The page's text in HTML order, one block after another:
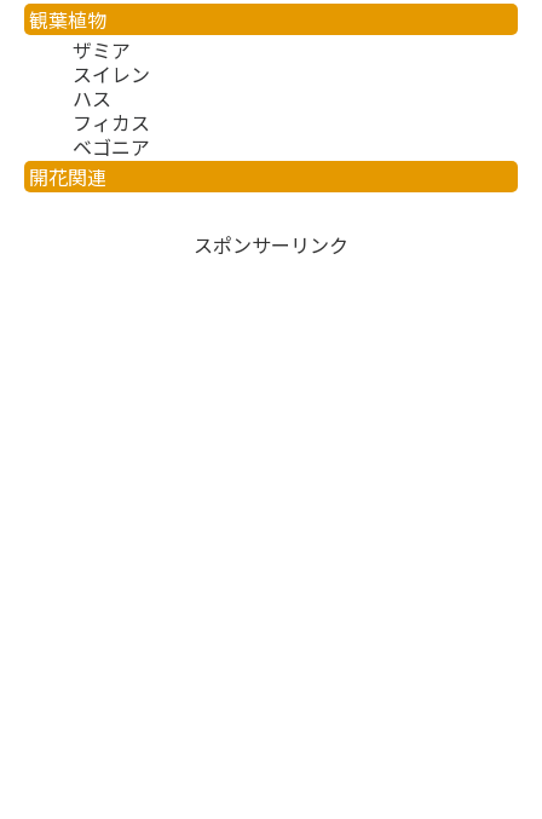
観葉植物
ザミア
スイレン
ハス
フィカス
ベゴニア
開花関連
スポンサーリンク